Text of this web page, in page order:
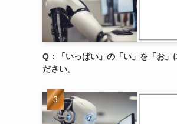
Q：「いっぱい」の「い」を「お」
ださい。